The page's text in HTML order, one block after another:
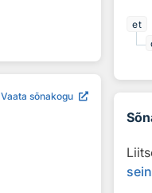
Vaata sõnakogu
et
sein